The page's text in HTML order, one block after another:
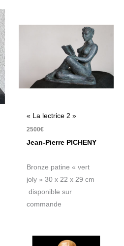
« La lectrice 2 »
2500€
Jean-Pierre PICHENY
Bronze patine « vert
joly » 30 x 22 x 29 cm
disponible sur
commande